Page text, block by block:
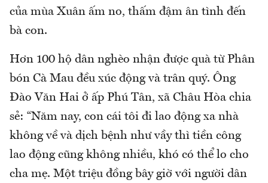
của mùa Xuân ấm no, thấm đậm ân tình đến
bà con.
Hơn 100 hộ dân nghèo nhận được quà từ Phân
bón Cà Mau đều xúc động và trân quý. Ông
Đào Văn Hai ở ấp Phú Tân, xã Châu Hòa chia
sẻ: “Năm nay, con cái tôi đi lao động xa nhà
không về và dịch bệnh như vầy thì tiền công
lao động cũng không nhiều, khó có thể lo cho
cha mẹ. Một triệu đồng bây giờ với người dân